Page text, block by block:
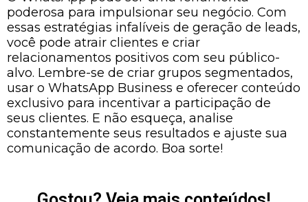
poderosa para impulsionar seu negócio. Com
essas estratégias infalíveis de geração de leads,
você pode atrair clientes e criar
relacionamentos positivos com seu público-
alvo. Lembre-se de criar grupos segmentados,
usar o WhatsApp Business e oferecer conteúdo
exclusivo para incentivar a participação de
seus clientes. E não esqueça, analise
constantemente seus resultados e ajuste sua
comunicação de acordo. Boa sorte!